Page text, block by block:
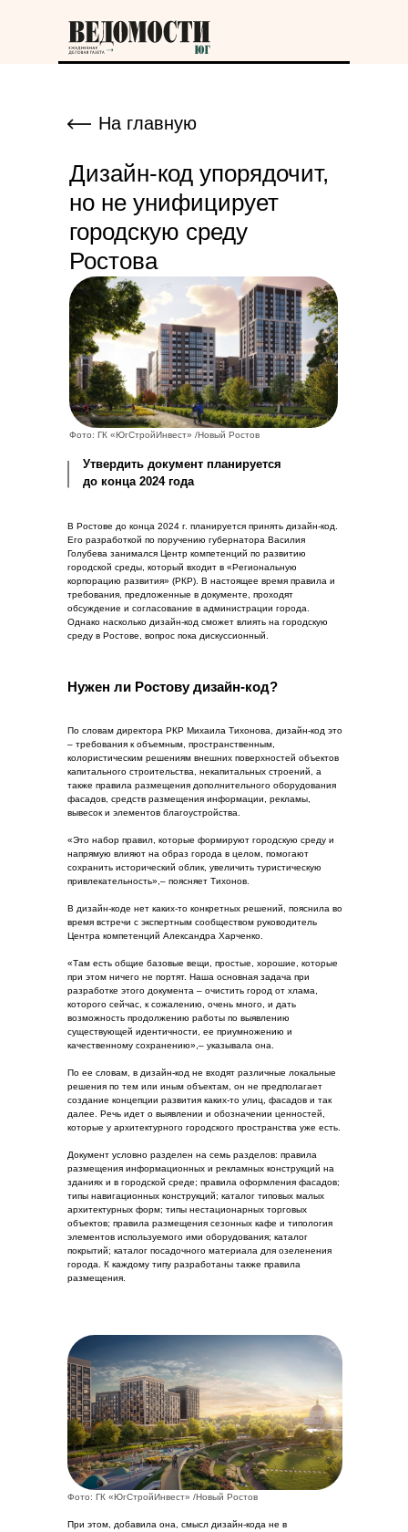
Дизайн-код упорядочит,
но не унифицирует
городскую среду
Ростова
Утвердить документ планируется
до конца 2024 года
По словам директора РКР Михаила Тихонова, дизайн-код это
– требования к объемным, пространственным,
колористическим решениям внешних поверхностей объектов
капитального строительства, некапитальных строений, а
также правила размещения дополнительного оборудования
фасадов, средств размещения информации, рекламы,
вывесок и элементов благоустройства.
«Это набор правил, которые формируют городскую среду и
напрямую влияют на образ города в целом, помогают
сохранить исторический облик, увеличить туристическую
привлекательность»,– поясняет Тихонов.
В дизайн-коде нет каких-то конкретных решений, пояснила во
время встречи с экспертным сообществом руководитель
Центра компетенций Александра Харченко.
«Там есть общие базовые вещи, простые, хорошие, которые
при этом ничего не портят. Наша основная задача при
разработке этого документа – очистить город от хлама,
которого сейчас, к сожалению, очень много, и дать
возможность продолжению работы по выявлению
существующей идентичности, ее приумножению и
качественному сохранению»,– указывала она.
По ее словам, в дизайн-код не входят различные локальные
решения по тем или иным объектам, он не предполагает
создание концепции развития каких-то улиц, фасадов и так
далее. Речь идет о выявлении и обозначении ценностей,
которые у архитектурного городского пространства уже есть.
Документ условно разделен на семь разделов: правила
размещения информационных и рекламных конструкций на
зданиях и в городской среде; правила оформления фасадов;
типы навигационных конструкций; каталог типовых малых
архитектурных форм; типы нестационарных торговых
объектов; правила размещения сезонных кафе и типология
элементов используемого ими оборудования; каталог
покрытий; каталог посадочного материала для озеленения
города. К каждому типу разработаны также правила
размещения.
Нужен ли Ростову дизайн-код?
При этом, добавила она, смысл дизайн-кода не в
На главную
В Ростове до конца 2024 г. планируется принять дизайн-код.
Его разработкой по поручению губернатора Василия
Голубева занимался Центр компетенций по развитию
городской среды, который входит в «Региональную
корпорацию развития» (РКР). В настоящее время правила и
требования, предложенные в документе, проходят
обсуждение и согласование в администрации города.
Однако насколько дизайн-код сможет влиять на городскую
среду в Ростове, вопрос пока дискуссионный.
Фото: ГК «ЮгСтройИнвест» /Новый Ростов
Фото: ГК «ЮгСтройИнвест» /Новый Ростов